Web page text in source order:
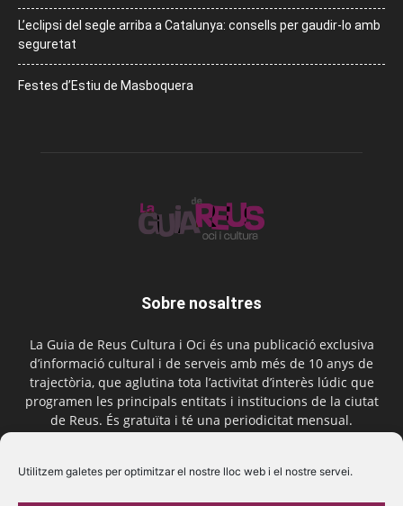
Utilitzem galetes per optimitzar el nostre lloc web i el nostre servei.
L’eclipsi del segle arriba a Catalunya: consells per gaudir-lo amb
seguretat
Festes d’Estiu de Masboquera
Sobre nosaltres
La Guia de Reus Cultura i Oci és una publicació exclusiva
d’informació cultural i de serveis amb més de 10 anys de
trajectòria, que aglutina tota l’activitat d’interès lúdic que
programen les principals entitats i institucions de la ciutat
de Reus. És gratuïta i té una periodicitat mensual.